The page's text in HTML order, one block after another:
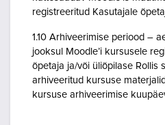
registreeritud Kasutajale
1.10 Arhiveerimise periood –
jooksul Moodle’i kursusele
õpetaja ja/või üliõpilase Rollis
arhiveeritud kursuse
kursuse arhiveerimise